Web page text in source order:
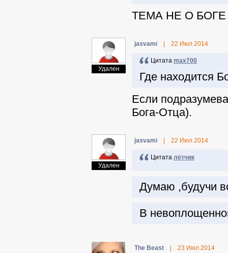
ТЕМА НЕ О
Удален
jasvami 22 Июл 2014
Цитата max700
Где находится
Если
Бога-Отца).
Удален
jasvami 22 Июл 2014
Цитата лётчик
Думаю ,будучи
В
The Beast 23 Июл 2014